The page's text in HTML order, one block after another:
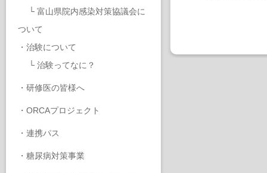
└ 富山県院内感染対策協議会に
ついて
・ 治験について
└ 治験ってなに？
・ 研修医の皆様へ
・ ORCAプロジェクト
・ 連携パス
・ 糖尿病対策事業